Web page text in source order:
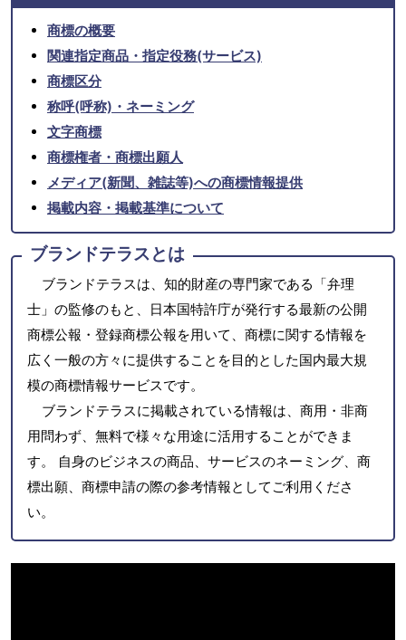
商標の概要
関連指定商品・指定役務(サービス)
商標区分
称呼(呼称)・ネーミング
文字商標
商標権者・商標出願人
メディア(新聞、雑誌等)への商標情報提供
掲載内容・掲載基準について
ブランドテラスとは
ブランドテラスは、知的財産の専門家である「弁理
士」の監修のもと、日本国特許庁が発行する最新の公開
商標公報・登録商標公報を用いて、商標に関する情報を
広く一般の方々に提供することを目的とした国内最大規
模の商標情報サービスです。
ブランドテラスに掲載されている情報は、商用・非商
用問わず、無料で様々な用途に活用することができま
す。 自身のビジネスの商品、サービスのネーミング、商
標出願、商標申請の際の参考情報としてご利用くださ
い。